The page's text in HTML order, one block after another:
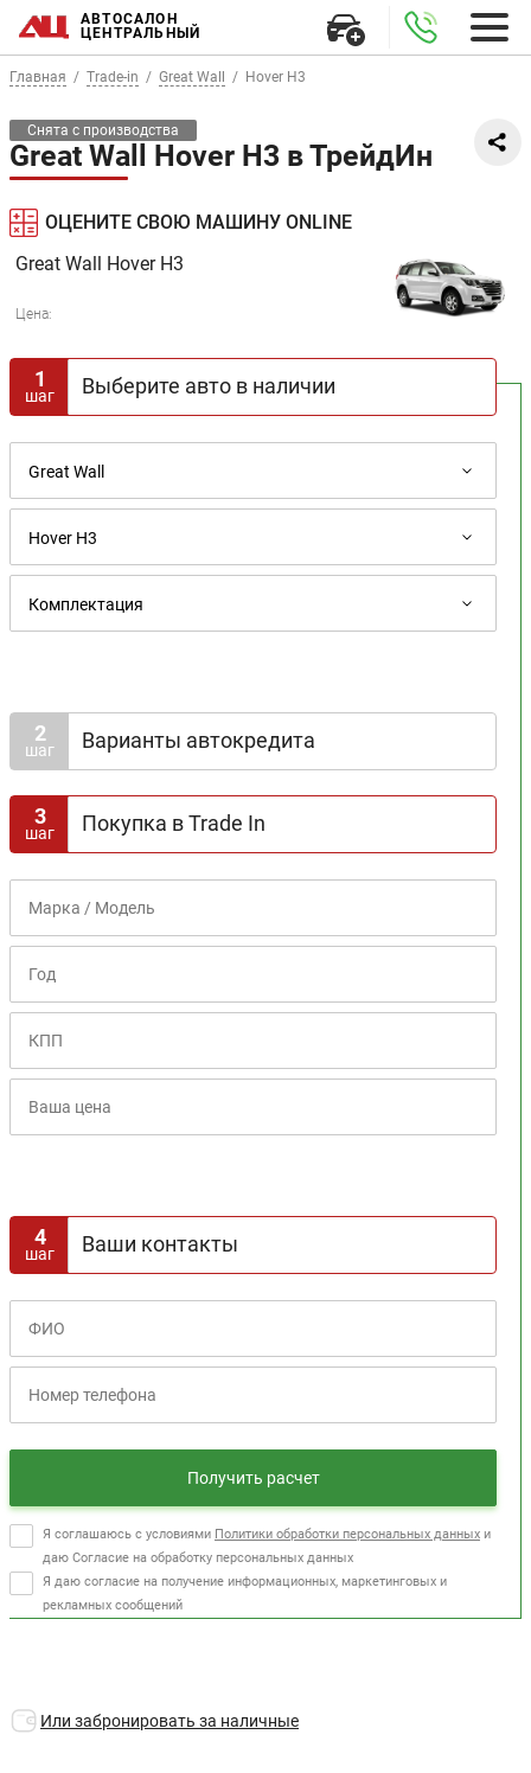
АВТОСАЛОН
ЦЕНТРАЛЬНЫЙ
Главная Trade-in Great Wall Hover H3
Снята с производства
Great Wall Hover H3 в ТрейдИн
ОЦЕНИТЕ СВОЮ МАШИНУ ONLINE
1
шаг Выберите авто в наличии
Great Wall Hover H3
Цена:
2
шаг Варианты автокредита
Доступна госпрограмма
Срок кредита
1 2
Первоначальный взнос
0% 10% 20% 30% 40% 50% 60% 70%
Расчет кредита
3
шаг Покупка в Trade In
4
шаг Ваши контакты
Получить расчет
Я соглашаюсь с условиями Политики обработки персональных данных и
даю Согласие на обработку персональных данных
Я даю согласие на получение информационных, маркетинговых и
рекламных сообщений
Или забронировать за наличные